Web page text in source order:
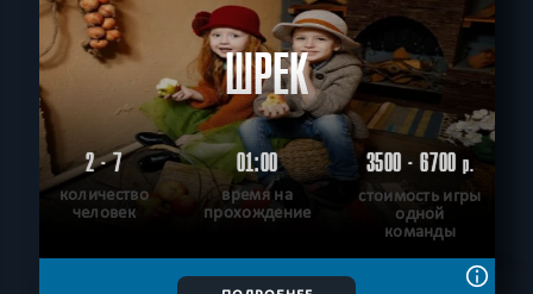
ШРЕК
2 - 7
количество
человек
01:00
время на
прохождение
3500 - 6700р.
стоимость игры
одной
команды